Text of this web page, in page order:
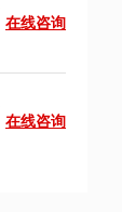
在线咨询
在线咨询